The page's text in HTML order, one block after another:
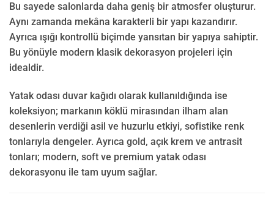
Bu sayede salonlarda daha geniş bir atmosfer oluşturur.
Aynı zamanda mekâna karakterli bir yapı kazandırır.
Ayrıca ışığı kontrollü biçimde yansıtan bir yapıya sahiptir.
Bu yönüyle modern klasik dekorasyon projeleri için
idealdir.
Yatak odası duvar kağıdı olarak kullanıldığında ise
koleksiyon; markanın köklü mirasından ilham alan
desenlerin verdiği asil ve huzurlu etkiyi, sofistike renk
tonlarıyla dengeler. Ayrıca gold, açık krem ve antrasit
tonları; modern, soft ve premium yatak odası
dekorasyonu ile tam uyum sağlar.